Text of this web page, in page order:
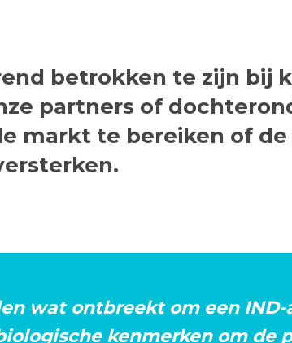
betrokken te zijn bij
partners of
markt te bereiken of
wat ontbreekt om een
kenmerken om de